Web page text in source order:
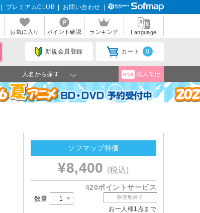
プレミアムCLUB お問い合わせ
お気に入り ポイント確認 ランキング Language
新規会員登録 カート 0
人名から探す R18 成人向け
ソフマップ特価
¥8,400 (税込)
420ポイントサービス
数量 限定数終了
お一人様1点まで